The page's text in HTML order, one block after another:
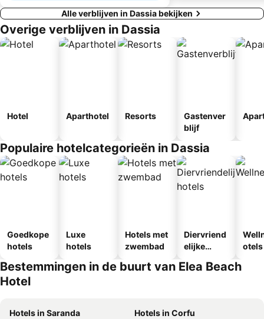
Alle verblijven in Dassia bekijken
Overige verblijven in Dassia
Hotel Aparthotel Resorts
Gastenver
blijf
Populaire hotelcategorieën in Dassia
Goedkope
hotels
Luxe
hotels
Hotels met
zwembad
Diervriend
elijke
otels
Bestemmingen in de buurt van Elea Beach
Hotel
Hotels in Saranda
Hotels in Corfu